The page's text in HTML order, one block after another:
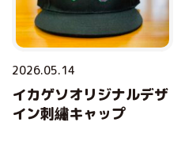
2026.05.14
イカゲソオリジナルデザ
イン刺繡キャップ